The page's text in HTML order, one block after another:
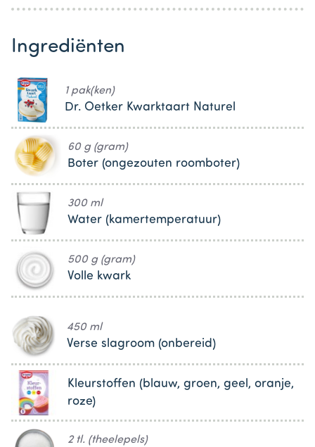
Ingrediënten
1 pak(ken)
Dr. Oetker Kwarktaart Naturel
60 g (gram)
Boter (ongezouten roomboter)
300 ml
Water (kamertemperatuur)
500 g (gram)
Volle kwark
450 ml
Verse slagroom (onbereid)
Kleurstoffen (blauw, groen, geel, oranje,
roze)
2 tl. (theelepels)